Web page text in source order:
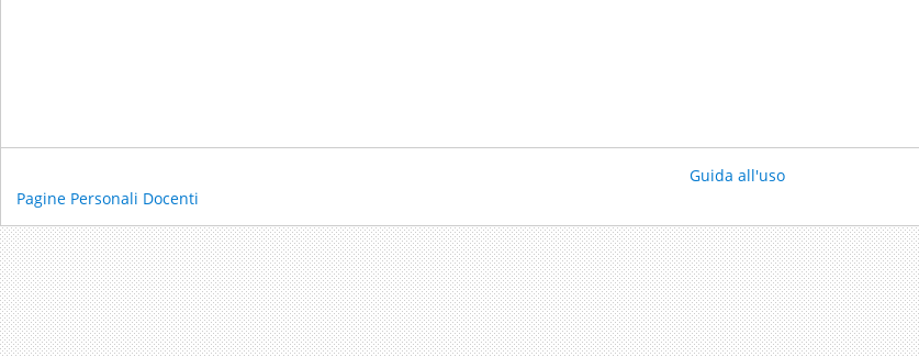
Pagine Personali Docenti
Guida all'uso